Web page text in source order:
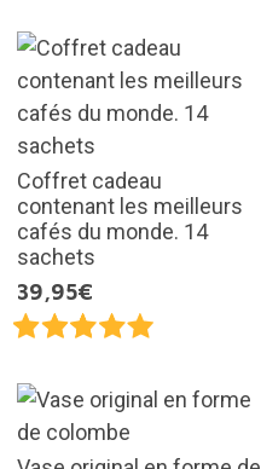
Coffret cadeau
contenant les meilleurs
cafés du monde. 14
sachets
39,95€